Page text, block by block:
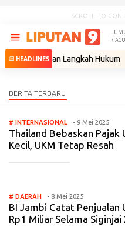
SCROLL TO
7
HEADLINES
Siapkan Langkah Hukum •
# INTERNASIONAL - 9 Mei 2025
Thailand Bebaskan Pajak
Kecil, UKM Tetap Resah
# DAERAH - 8 Mei 2025
BI Jambi Catat Penjualan
Rp1 Miliar Selama Siginjai